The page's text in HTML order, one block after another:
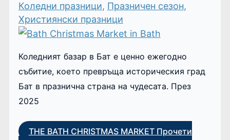
Коледни празници, Празничен сезон,
Християнски празници
Коледният базар в Бат е ценно ежегодно
събитие, което превръща историческия град
Бат в празнична страна на чудесата. През
2025
THE BATH CHRISTMAS MARKETПрочети